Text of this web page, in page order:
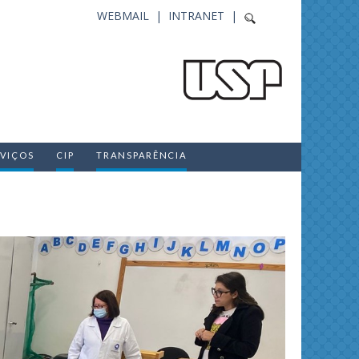
INTRANET |
WEBMAIL |
CIP TRANSPARÊNCIA